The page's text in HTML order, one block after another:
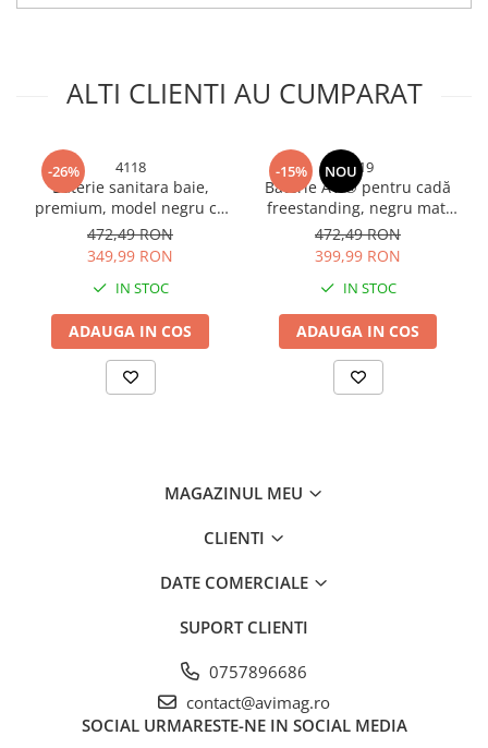
ALTI CLIENTI AU CUMPARAT
-26% 4118
Baterie sanitara baie,
premium, model negru cu
sticla alba, gama luxury, H
12.5cm, 1.700 grame, afisaj
temperatura autonom, fara
conectare la reteaua
electrica, AVI-4118
472,49 RON
349,99 RON
IN STOC
ADAUGA IN COS
-15% NOU4919
Baterie AVI® pentru cadă
freestanding, negru mat,
furtun și cap de duș
incluse, înălțime 110 cm,
AVI-4919
472,49 RON
399,99 RON
IN STOC
ADAUGA IN COS
MAGAZINUL MEU
CLIENTI
DATE COMERCIALE
SUPORT CLIENTI
0757896686
contact@avimag.ro
SOCIAL URMARESTE-NE IN SOCIAL MEDIA